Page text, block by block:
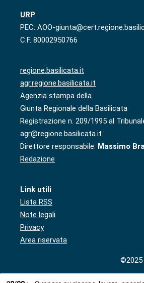
URP
PEC: AOO-
C.F. 80002950766
regione.basilicata.it
agr.regione.basilicata.it
Agenzia stampa della
Giunta Regionale della Basilicata
Registrazione n. 209/1995 al
agr@regione.basilicata.it
Direttore responsabile: Massimo
Redazione
Link utili
Lista RSS
Note legali
Privacy
Area riservata
©2025